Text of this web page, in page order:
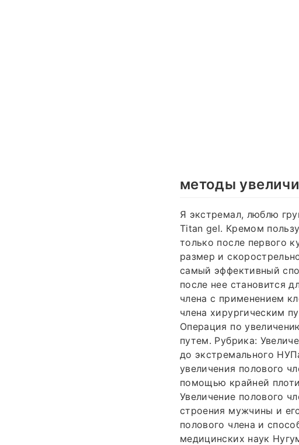
методы
Я экстремал, люблю
Titan gel. Кремом
только после первого
размер и
самый эффективный
после нее становится
члена с применением
члена хирургическим
Операция по
путем. Рубрика:
до экстремального
увеличения полового
помощью крайней
Увеличение полового
строения мужчины и
полового члена и
медицинских наук